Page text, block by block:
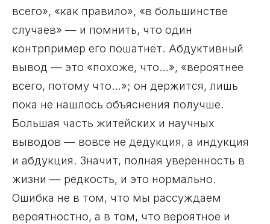
всего», «как правило», «в большинстве
случаев» — и помнить, что один
контрпример его пошатнёт. Абдуктивный
вывод — это «похоже, что…», «вероятнее
всего, потому что…»; он держится, лишь
пока не нашлось объяснения получше.
Большая часть житейских и научных
выводов — вовсе не дедукция, а индукция
и абдукция. Значит, полная уверенность в
жизни — редкость, и это нормально.
Ошибка не в том, что мы рассуждаем
вероятностно, а в том, что вероятное и